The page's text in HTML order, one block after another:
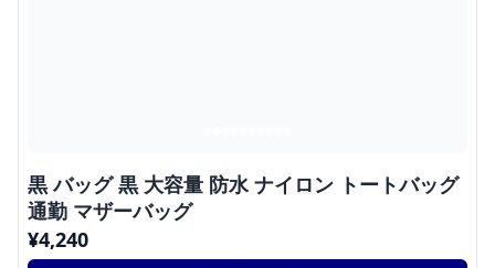
黒 バッグ 黒 大容量 防水 ナイロン トートバッグ
通勤 マザーバッグ
¥4,240